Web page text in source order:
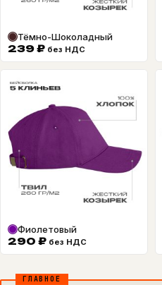
Тёмно-Шоколадный
239₽ без НДС
Фиолетовый
290 ₽ без НДС
ГЛАВНОЕ